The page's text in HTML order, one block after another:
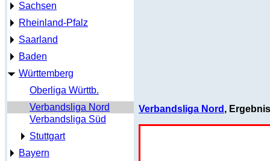
Sachsen
Rheinland-Pfalz
Saarland
Baden
Württemberg
Oberliga Württb.
Verbandsliga Nord
Verbandsliga Süd
Stuttgart
Bayern
Verbandsliga Nord ,